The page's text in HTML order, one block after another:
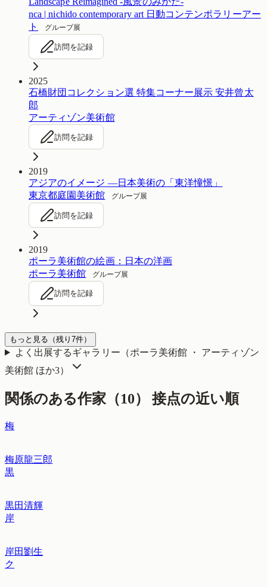
nca | nichido contemporary art 日動コンテンポラリーアー
ト
グループ展
訪問を記録
2025
石橋財団コレクション選 特集コーナー展示 安井曾太
郎
アーティゾン美術館
訪問を記録
2019
アジアのイメージ ―日本美術の「東洋憧憬」
東京都庭園美術館
グループ展
訪問を記録
2019
ポーラ美術館の絵画：日本の洋画
ポーラ美術館
グループ展
訪問を記録
もっと見る （残り 7件）
よく出展するギャラリー（ポーラ美術館 ・ アーティゾン
美術館 ほか3）
関係のある作家（10） 接点の近い順
梅
梅原龍三郎
黒
黒田清輝
岸
岸田劉生
ク